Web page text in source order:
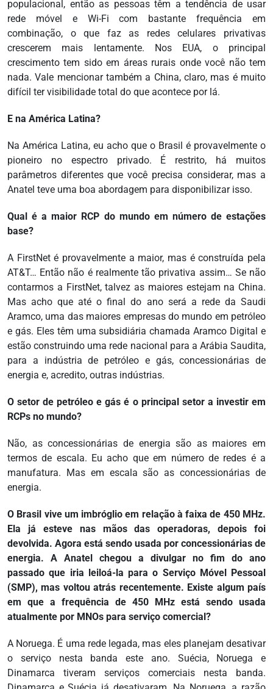
populacional, então as pessoas têm a tendência de usar
rede móvel e Wi-Fi com bastante frequência em
combinação, o que faz as redes celulares privativas
crescerem mais lentamente. Nos EUA, o principal
crescimento tem sido em áreas rurais onde você não tem
nada. Vale mencionar também a China, claro, mas é muito
difícil ter visibilidade total do que acontece por lá.
E na América Latina?
Na América Latina, eu acho que o Brasil é provavelmente o
pioneiro no espectro privado. É restrito, há muitos
parâmetros diferentes que você precisa considerar, mas a
Anatel teve uma boa abordagem para disponibilizar isso.
Qual é a maior RCP do mundo em número de estações
base?
A FirstNet é provavelmente a maior, mas é construída pela
AT&T… Então não é realmente tão privativa assim… Se não
contarmos a FirstNet, talvez as maiores estejam na China.
Mas acho que até o final do ano será a rede da Saudi
Aramco, uma das maiores empresas do mundo em petróleo
e gás. Eles têm uma subsidiária chamada Aramco Digital e
estão construindo uma rede nacional para a Arábia Saudita,
para a indústria de petróleo e gás, concessionárias de
energia e, acredito, outras indústrias.
O setor de petróleo e gás é o principal setor a investir em
RCPs no mundo?
Não, as concessionárias de energia são as maiores em
termos de escala. Eu acho que em número de redes é a
manufatura. Mas em escala são as concessionárias de
energia.
O Brasil vive um imbróglio em relação à faixa de 450 MHz.
Ela já esteve nas mãos das operadoras, depois foi
devolvida. Agora está sendo usada por concessionárias de
energia. A Anatel chegou a divulgar no fim do ano
passado que iria leiloá-la para o Serviço Móvel Pessoal
(SMP), mas voltou atrás recentemente. Existe algum país
em que a frequência de 450 MHz está sendo usada
atualmente por MNOs para serviço comercial?
A Noruega. É uma rede legada, mas eles planejam desativar
o serviço nesta banda este ano. Suécia, Noruega e
Dinamarca tiveram serviços comerciais nesta banda.